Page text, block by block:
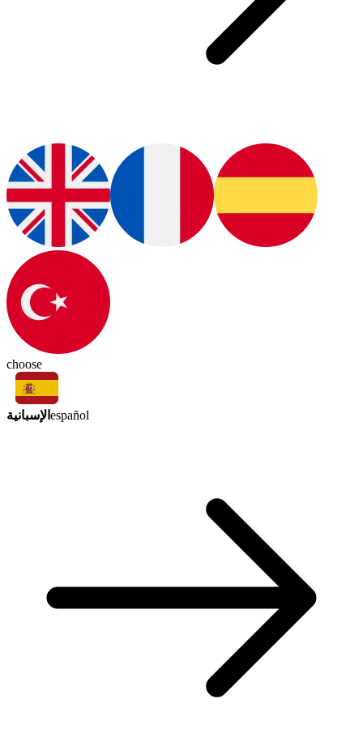
choose
الإسبانية español